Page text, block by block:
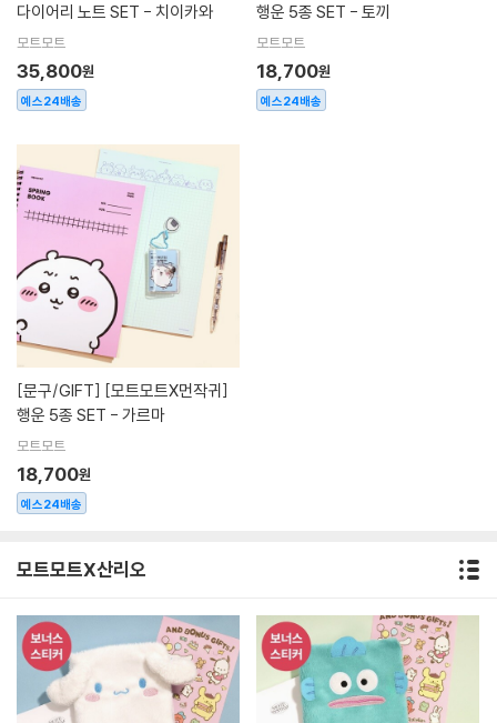
다이어리 노트 SET - 치이카와
모트모트
35,800원
예스24배송
행운 5종 SET - 토끼
모트모트
18,700원
예스24배송
[문구/GIFT]
행운 5종 SET - 가르마
모트모트
18,700원
예스24배송
모트모트X산리오